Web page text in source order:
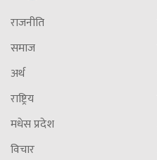
राजनीति
समाज
अर्थ
राष्ट्रिय
मधेस प्रदेश
विचार